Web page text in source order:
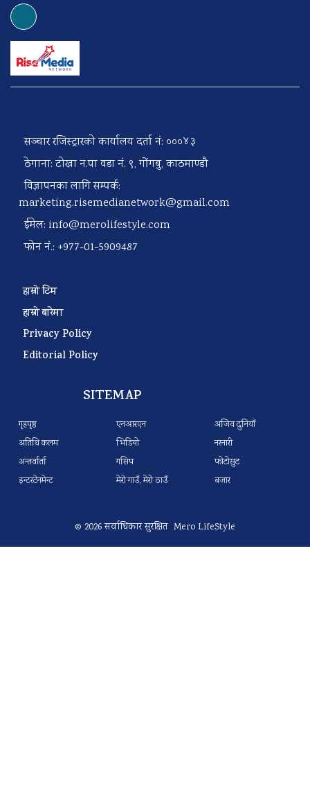
सञ्चार रजिस्ट्रारको कार्यालय दर्ता नं: ०००४३
ठेगाना: टोखा न.पा वडा नं. ९, गोंगबु, काठमाण्डौ
विज्ञापनका लागि सम्पर्क:
marketing.risemedianetwork@gmail.com
ईमेल: info@merolifestyle.com
फोन नं.: +977-01-5909487
हाम्रो टिम
हाम्रो बारेमा
Privacy Policy
Editorial Policy
SITEMAP
गृहपृष्ठ
अतिथि कलम
अन्तर्वार्ता
इन्टरटेनमेन्ट
एनआरएन
भिडियो
गसिप
मेरो गाउँ, मेरो ठाउँ
अजिव दुनियाँ
नरनारी
फोटोसुट
बजार
© 2026 सर्वाधिकार सुरक्षित Mero LifeStyle